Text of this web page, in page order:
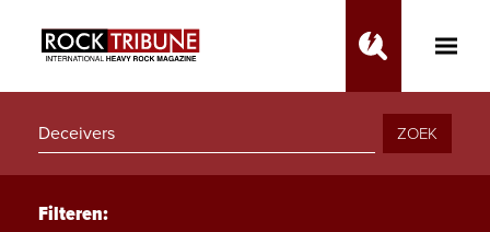
Toggle
ZOEK
Filteren: